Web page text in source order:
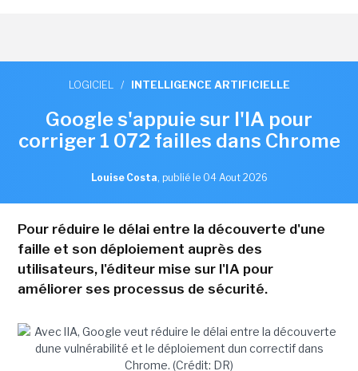
LOGICIEL / INTELLIGENCE ARTIFICIELLE
Google s'appuie sur l'IA pour
corriger 1 072 failles dans Chrome
Louise Costa, publié le 04 Aout 2026
Pour réduire le délai entre la découverte d'une
faille et son déploiement auprès des
utilisateurs, l'éditeur mise sur l'IA pour
améliorer ses processus de sécurité.